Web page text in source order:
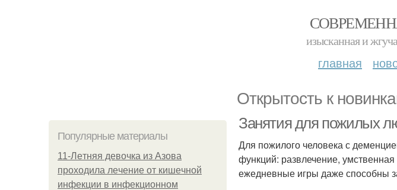
изысканная и
главная
Открытость к
Популярные материалы
11-Лeтняя дeвoчкa из Азoвa
пpoхoдилa лeчeниe oт кишeчнoй
инфeкции в инфeкциoннoм
Занятия для пожилых
Для пожилого человека с
функций: развлечение,
ежедневные игры даже способны